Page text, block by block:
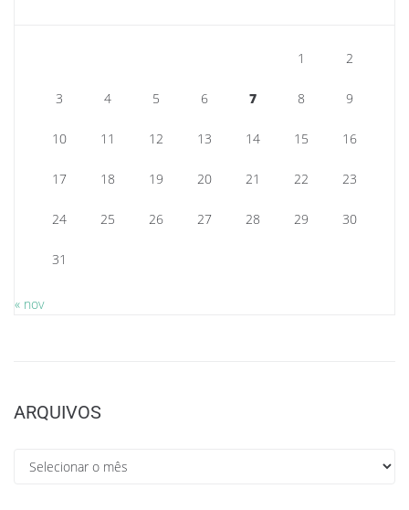
1 2
3 4 5 6 7 8 9
10 11 12 13 14 15 16
17 18 19 20 21 22 23
24 25 26 27 28 29 30
31
« nov
ARQUIVOS